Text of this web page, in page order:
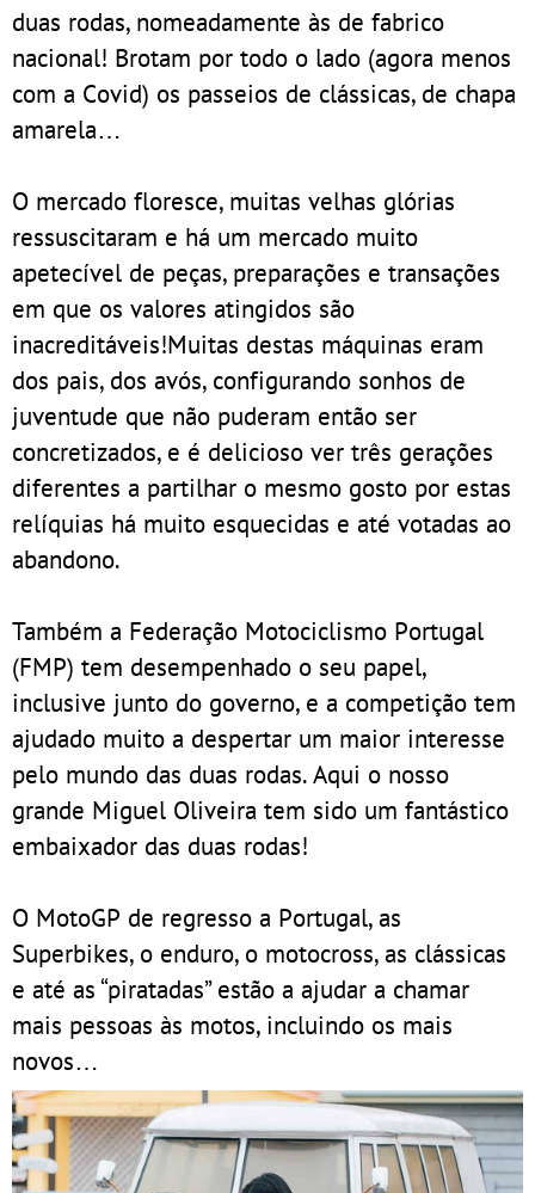
duas rodas, nomeadamente às de fabrico
nacional! Brotam por todo o lado (agora menos
com a Covid) os passeios de clássicas, de chapa
amarela…
O mercado floresce, muitas velhas glórias
ressuscitaram e há um mercado muito
apetecível de peças, preparações e transações
em que os valores atingidos são
inacreditáveis!Muitas destas máquinas eram
dos pais, dos avós, configurando sonhos de
juventude que não puderam então ser
concretizados, e é delicioso ver três gerações
diferentes a partilhar o mesmo gosto por estas
relíquias há muito esquecidas e até votadas ao
abandono.
Também a Federação Motociclismo Portugal
(FMP) tem desempenhado o seu papel,
inclusive junto do governo, e a competição tem
ajudado muito a despertar um maior interesse
pelo mundo das duas rodas. Aqui o nosso
grande Miguel Oliveira tem sido um fantástico
embaixador das duas rodas!
O MotoGP de regresso a Portugal, as
Superbikes, o enduro, o motocross, as clássicas
e até as “piratadas” estão a ajudar a chamar
mais pessoas às motos, incluindo os mais
novos…